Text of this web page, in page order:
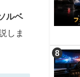
ルベ
しま